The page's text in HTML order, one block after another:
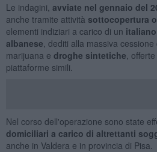
Le indagini, avviate nel gennaio del
anche tramite attività sottocopertura
elementi indiziari a carico di un italiano
albanese , dediti alla massiva
marijuana e droghe sintetiche ,
piattaforme simili.
Nel corso dell'operazione sono state
domiciliari a carico di altrettanti
anche in Valdera e in provincia di Pisa.